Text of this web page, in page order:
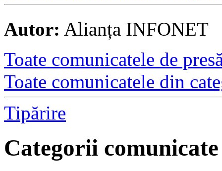
Autor: Alianța INFONET
Toate comunicatele de
Toate comunicatele din
Tipărire
Categorii comunicate